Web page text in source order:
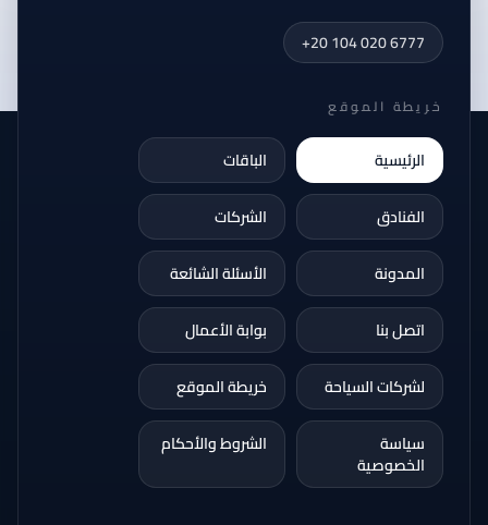
+20 104 020 6777
خريطة الموقع
الرئيسية
الباقات
الفنادق
الشركات
المدونة
الأسئلة الشائعة
اتصل بنا
بوابة الأعمال
لشركات السياحة
خريطة الموقع
سياسة
الخصوصية
الشروط والأحكام